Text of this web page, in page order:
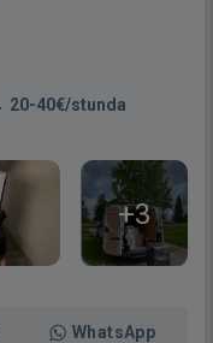
20-40€/stunda
+3
WhatsApp